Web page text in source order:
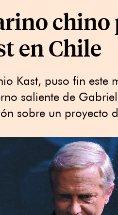
chino
en Chile
Kast, puso fin este
saliente de
sobre un proyecto